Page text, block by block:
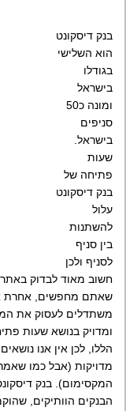
בנק דיסקונט
הוא השלישי
בגודלו
בישראל
ומונה כ50
סניפים
בישראל.
שעות
פתיחה של
בנק דיסקונט
עלול
להשתנות
בין סניף
לסניף ולכן
חשוב מאוד לבדוק
שאתם מחפשים, אחרת
משתדלים לעסוק את
ומדויק בנושא שעות
הללו, לכן אין אנו
מדויקות (אבל כמו
המקסימום). בנק